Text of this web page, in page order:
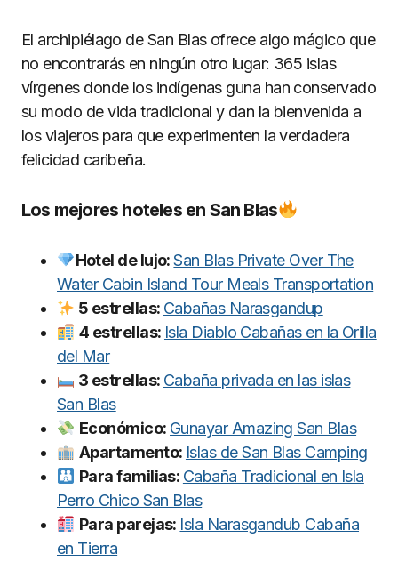
El archipiélago de San Blas ofrece algo mágico que
no encontrarás en ningún otro lugar: 365 islas
vírgenes donde los indígenas guna han conservado
su modo de vida tradicional y dan la bienvenida a
los viajeros para que experimenten la verdadera
felicidad caribeña.
Los mejores hoteles en San Blas
Hotel de lujo:San Blas Private Over The
Water Cabin Island Tour Meals Transportation
5 estrellas: Cabañas Narasgandup
4 estrellas: Isla Diablo Cabañas en la Orilla
del Mar
3 estrellas: Cabaña privada en las islas
San Blas
Económico: Gunayar Amazing San Blas
Apartamento: Islas de San Blas Camping
Para familias: Cabaña Tradicional en Isla
Perro Chico San Blas
Para parejas: Isla Narasgandub Cabaña
en Tierra